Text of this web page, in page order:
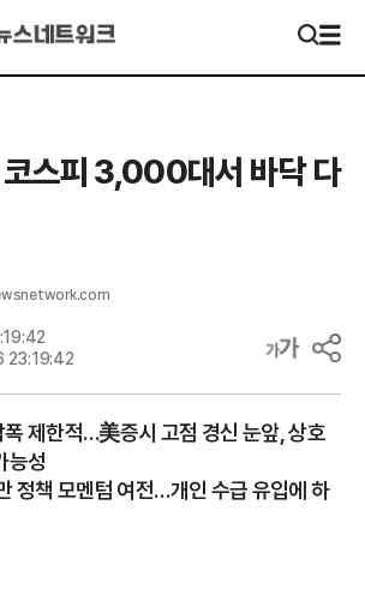
코스피 3,000대서 바닥 다
23:19:42
폭 제한적…美증시 고점 경신 눈앞, 상호
능성
정책 모멘텀 여전…개인 수급 유입에 하